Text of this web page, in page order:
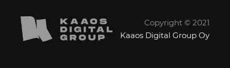
Copyright © 2021
Kaaos Digital Group Oy